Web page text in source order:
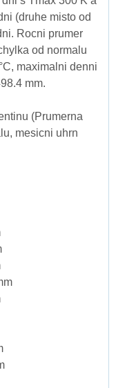
(druhe misto od
Rocni prumer
od normalu
maximalni denni
mm.
(Prumerna
mesicni uhrn